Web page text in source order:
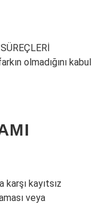
olmadığını kabul
kayıtsız
veya